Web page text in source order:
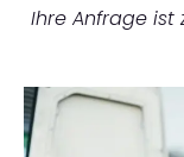
Ihre Anfrage ist